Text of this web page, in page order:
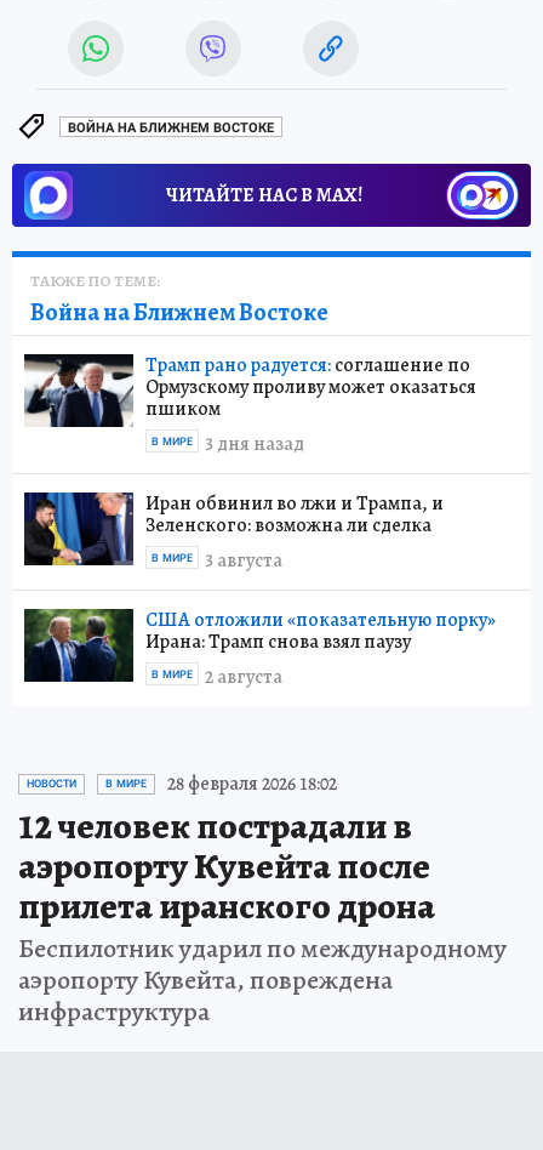
ВОЙНА НА БЛИЖНЕМ ВОСТОКЕ
ЧИТАЙТЕ НАС В МАХ!
ТАКЖЕ ПО ТЕМЕ:
Война на Ближнем Востоке
Трамп рано радуется:соглашение по
Ормузскому проливу может оказаться
пшиком
3 дня назад
В МИРЕ
Иран обвинил во лжи и Трампа, и
Зеленского: возможна ли сделка
3 августа
В МИРЕ
США отложили «показательную порку»
Ирана: Трамп снова взял паузу
2 августа
В МИРЕ
НОВОСТИ В МИРЕ 28 февраля 2026 18:02
12 человек пострадали в
аэропорту Кувейта после
прилета иранского дрона
Беспилотник ударил по международному
аэропорту Кувейта, повреждена
инфраструктура